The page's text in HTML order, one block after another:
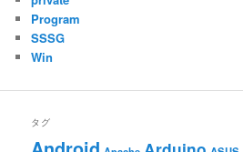
Program
SSSG
Win
タグ